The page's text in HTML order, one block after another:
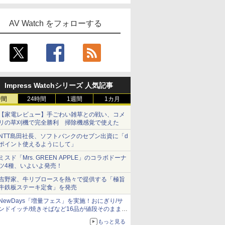
AV Watch をフォローする
Impress Watchシリーズ 人気記事
24時間 1週間 1カ月
家電レビュー】手ごわい雑草との戦い、コメ
の草刈機で完全勝利 掃除機感覚で使えた
島田社長、ソフトバンクのセブン出資に「d
イント使えるようにして」
スド「Mrs. GREEN APPLE」のコラボドーナ
4種、いよいよ発売！
野家、牛リブロースを熱々で提供する「極旨
鉄板ステーキ定食」を発売
「増量フェス」を実施！おにぎり/サ
ドイッチ/焼きそばなど16品が値段そのままで
もっと見る